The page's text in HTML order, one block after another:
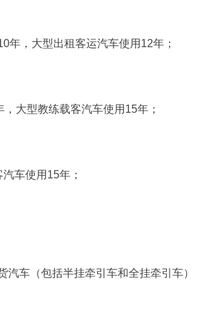
年，大型出租客运汽车使用12年；
大型教练载客汽车使用15年；
车使用15年；
汽车（包括半挂牵引车和全挂牵引车）